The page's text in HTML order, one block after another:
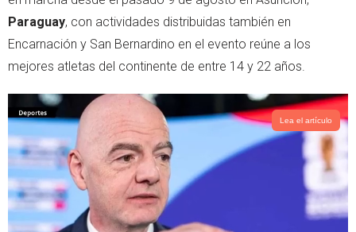
r
p
p
Paraguay, con actividades distribuidas también en
Encarnación y San Bernardino en el evento reúne a los
mejores atletas del continente de entre 14 y 22 años.
Lea el artículo